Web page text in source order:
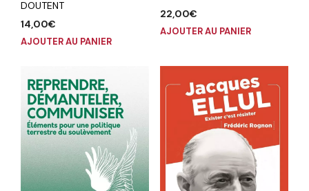
DOUTENT
14,00€
AJOUTER AU PANIER
22,00€
AJOUTER AU PANIER